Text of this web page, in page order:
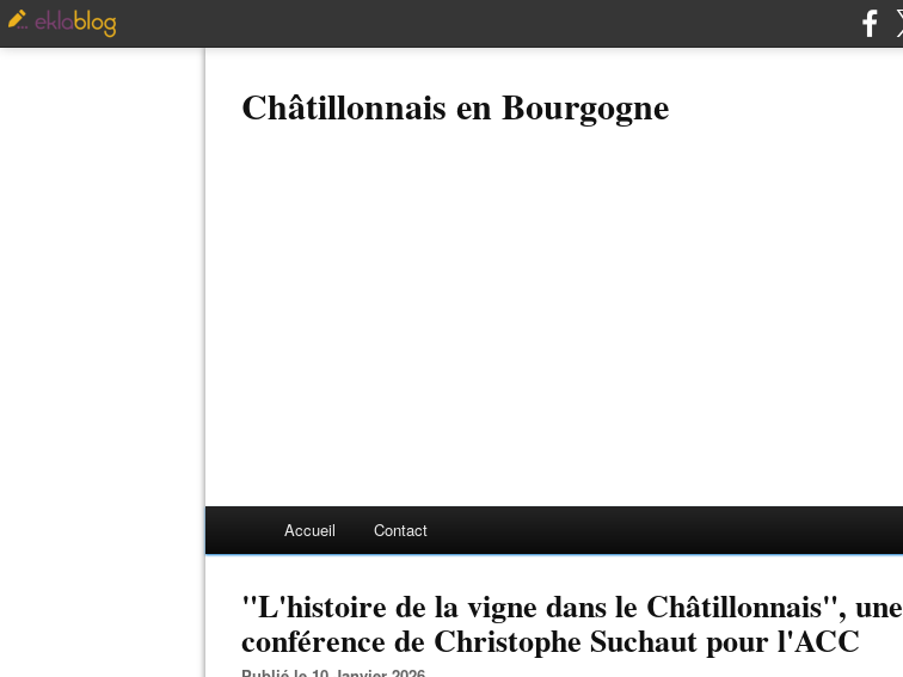
Châtillonnais en Bourgogne
Accueil Contact
"L'histoire de la vigne dans le Châtillonnais", une
conférence de Christophe Suchaut pour l'ACC